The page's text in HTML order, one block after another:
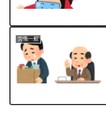
労働一般